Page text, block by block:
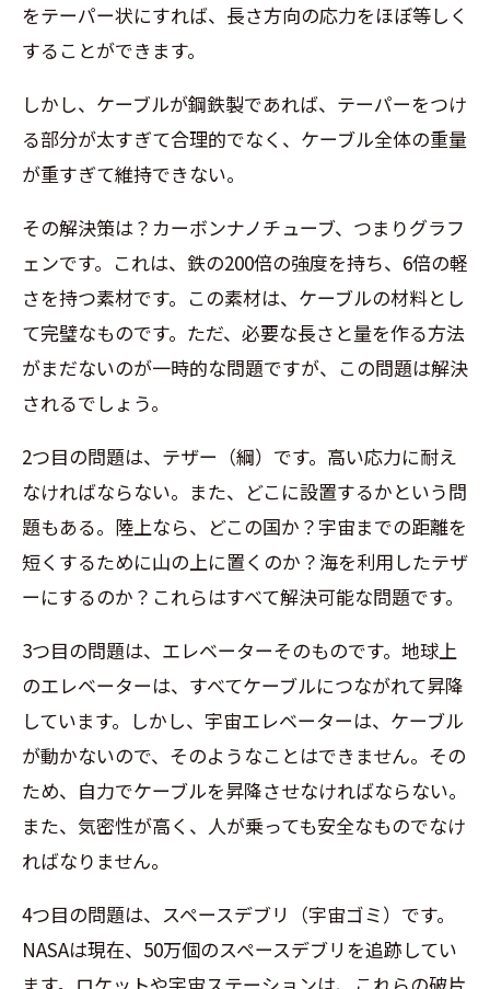
をテーパー状にすれば、長さ方向の応力をほぼ等しく
することができます。
しかし、ケーブルが鋼鉄製であれば、テーパーをつけ
る部分が太すぎて合理的でなく、ケーブル全体の重量
が重すぎて維持できない。
その解決策は？カーボンナノチューブ、つまりグラフ
ェンです。これは、鉄の200倍の強度を持ち、6倍の軽
さを持つ素材です。この素材は、ケーブルの材料とし
て完璧なものです。ただ、必要な長さと量を作る方法
がまだないのが一時的な問題ですが、この問題は解決
されるでしょう。
2つ目の問題は、テザー（綱）です。高い応力に耐え
なければならない。また、どこに設置するかという問
題もある。陸上なら、どこの国か？宇宙までの距離を
短くするために山の上に置くのか？海を利用したテザ
ーにするのか？これらはすべて解決可能な問題です。
3つ目の問題は、エレベーターそのものです。地球上
のエレベーターは、すべてケーブルにつながれて昇降
しています。しかし、宇宙エレベーターは、ケーブル
が動かないので、そのようなことはできません。その
ため、自力でケーブルを昇降させなければならない。
また、気密性が高く、人が乗っても安全なものでなけ
ればなりません。
4つ目の問題は、スペースデブリ（宇宙ゴミ）です。
NASAは現在、50万個のスペースデブリを追跡してい